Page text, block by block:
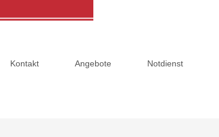
Kontakt Angebote Notdienst